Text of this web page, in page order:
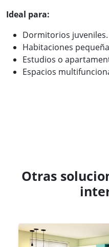
Ideal para:
Dormitorios juveniles.
Habitaciones
Estudios o
Espacios
Otras